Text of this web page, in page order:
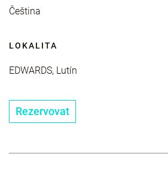
Čeština
LOKALITA
EDWARDS, Lutín
Rezervovat